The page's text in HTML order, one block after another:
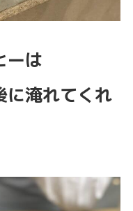
ーは
に淹れてくれ